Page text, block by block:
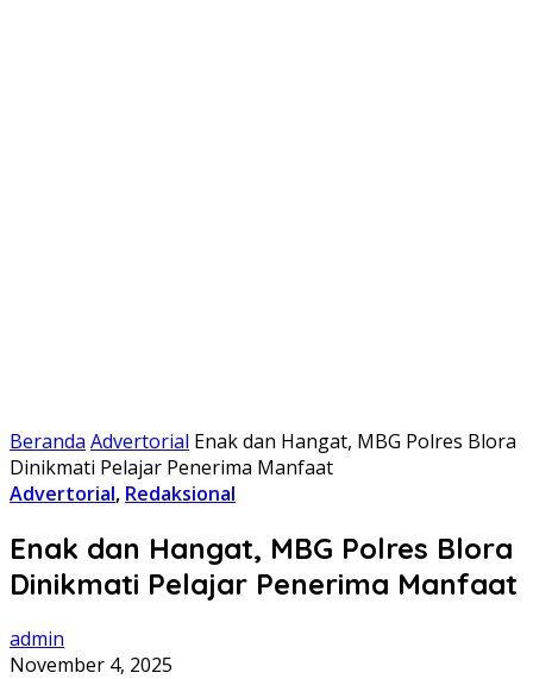
Beranda Advertorial Enak dan Hangat, MBG Polres Blora
Dinikmati Pelajar Penerima Manfaat
Advertorial, Redaksional
Enak dan Hangat, MBG Polres Blora
Dinikmati Pelajar Penerima Manfaat
admin
November 4, 2025